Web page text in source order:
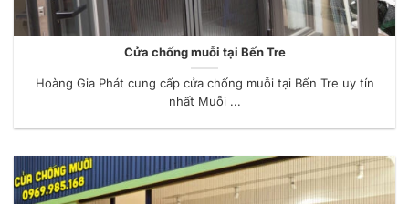
Cửa chống muỗi tại Bến Tre
Hoàng Gia Phát cung cấp cửa chống muỗi tại Bến Tre uy tín
nhất Muỗi ...